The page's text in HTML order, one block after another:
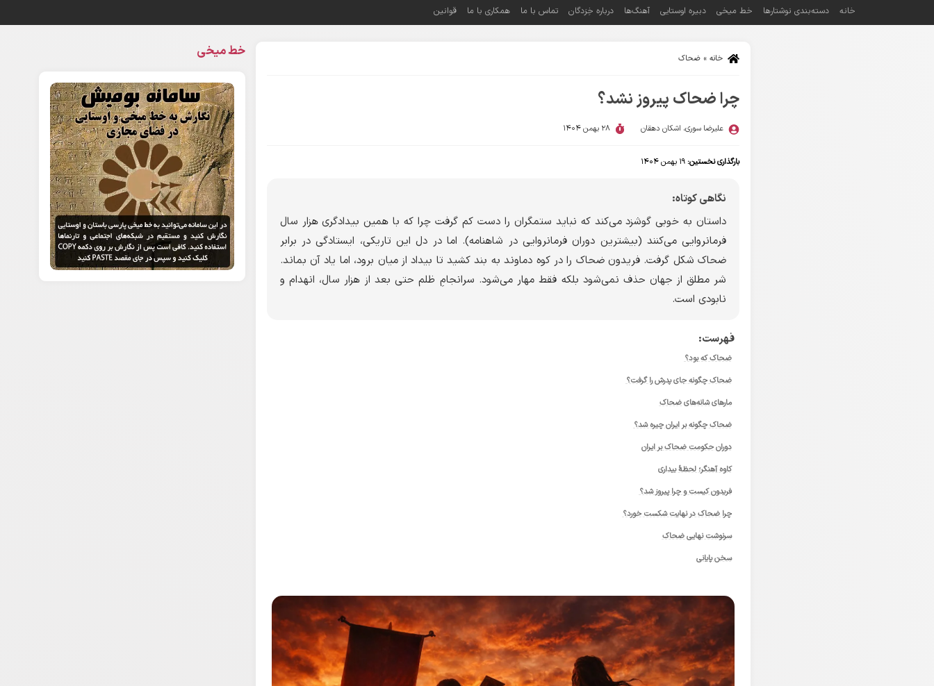
خانه » ضحاک
چرا ضحاک پیروز نشد؟
علیرضا سوری، اشکان دهقان 28 بهمن 1404
بارگذاری نخستین: ۱۹ بهمن ۱۴۰۴
نگاهی کوتاه:
داستان به خوبی گوشزد می‌کند که نباید ستمگران را دست کم گرفت چرا که با همین بیدادگری هزار سال
فرمانروایی می‌کنند (بیشترین دوران فرمانروایی در شاهنامه). اما در دل این تاریکی، ایستادگی در برابر
ضحاک شکل گرفت. فریدون ضحاک را در کوه دماوند به بند کشید تا بیداد از میان برود، اما یاد آن بماند.
شر مطلق از جهان حذف نمی‌شود بلکه فقط مهار می‌شود. سرانجامِ ظلم حتی بعد از هزار سال، انهدام و
نابودی است.
فهرست:
ضحاک که بود؟
ضحاک چگونه جای پدرش را گرفت؟
مارهای شانه‌های ضحاک
ضحاک چگونه بر ایران چیره شد؟
دوران حکومت ضحاک بر ایران
کاوه آهنگر؛ لحظهٔ بیداری
فریدون کیست و چرا پیروز شد؟
چرا ضحاک در نهایت شکست خورد؟
سرنوشت نهایی ضحاک
سخن پایانی
خط میخی
خانه دسته‌بندی نوشتارها خط میخی دبیره اوستایی آهنگ‌ها درباره خِرَدگان تماس با ما همکاری با ما قوانین